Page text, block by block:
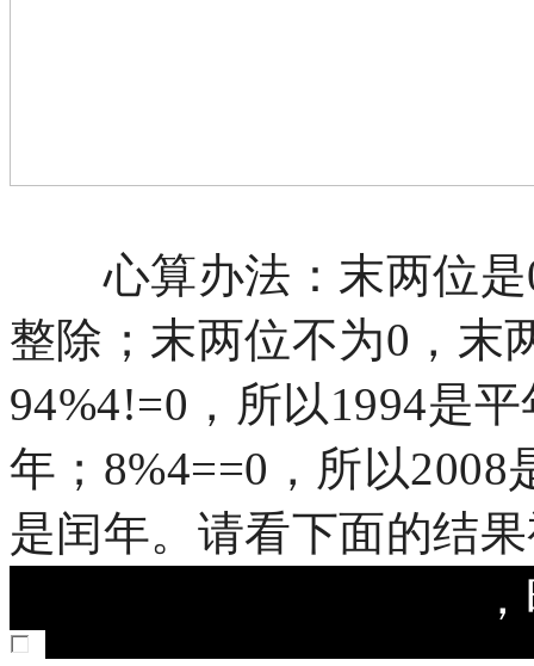
心算办法：末两位是
整除；末两位不为0，末
94%4!=0，所以1994是
年；8%4==0，所以2008
是闰年。请看下面的结